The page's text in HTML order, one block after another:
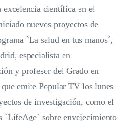
excelencia científica en el
nuevos proyectos de
`La salud en tus manos´,
especialista en
y profesor del Grado en
emite Popular TV los lunes
de investigación, como el
`LifeAge´ sobre envejecimiento